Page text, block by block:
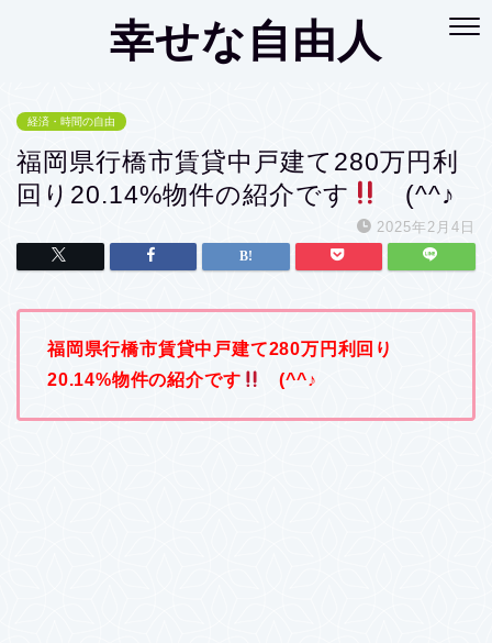
幸せな自由人
経済・時間の自由
福岡県行橋市賃貸中戸建て280万円利
回り20.14%物件の紹介です
(^^♪
2025年2月4日
福岡県行橋市賃貸中戸建て280万円利回り
20.14%物件の紹介です
(^^♪